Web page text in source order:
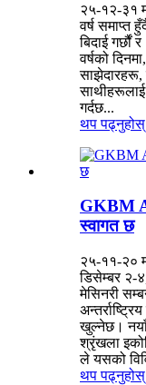
२५-१२-३१
वर्ष समाप्त
बिदाई
वर्षको
साझेदारहरू,
साथीहरूलाई
गर्दछ...
थप पढ्नुहोस्
GKBM
स्वागत छ
२५-११-२०
डिसेम्बर २-
मेसिनरी
खुल्नेछ। नयाँ
श्रृंखला
ले यसको
थप पढ्नुहोस्